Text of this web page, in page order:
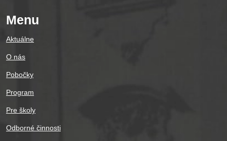
Menu
Aktuálne
O nás
Pobočky
Program
Pre školy
Odborné činnosti